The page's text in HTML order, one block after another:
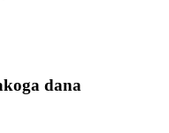
dana